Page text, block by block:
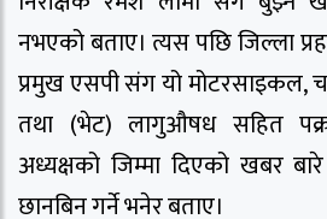
नभएको बताए। त्यस पछि जिल्ला
प्रमुख एसपी संग यो मोटरसाइकल,
तथा (भेट) लागुऔषध सहित
अध्यक्षको जिम्मा दिएको खबर
छानबिन गर्ने भनेर बताए।